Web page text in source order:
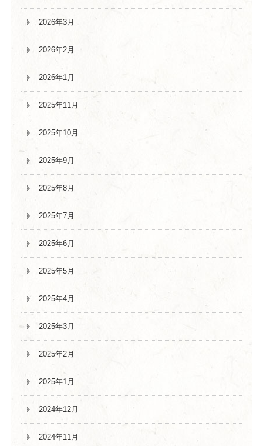
2026年3月
2026年2月
2026年1月
2025年11月
2025年10月
2025年9月
2025年8月
2025年7月
2025年6月
2025年5月
2025年4月
2025年3月
2025年2月
2025年1月
2024年12月
2024年11月